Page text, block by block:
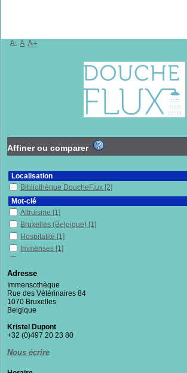
A- A A+
Affiner ou comparer
Localisation
Bibliothèque DoucheFlux [2]
Mot-clé
Altruisme [1]
Bruxelles (Belgique) [1]
Hospitalité [1]
Immenses [1]
Militantisme
Récit de vie
Recueil[1]
Sans-chez-soi
Section
Fictions[2]
Adresse
Immensothèque
Rue des Vétérinaires 84
1070 Bruxelles
Belgique
Kristel Dupont
+32 (0)497 20 23 80
Nous écrire